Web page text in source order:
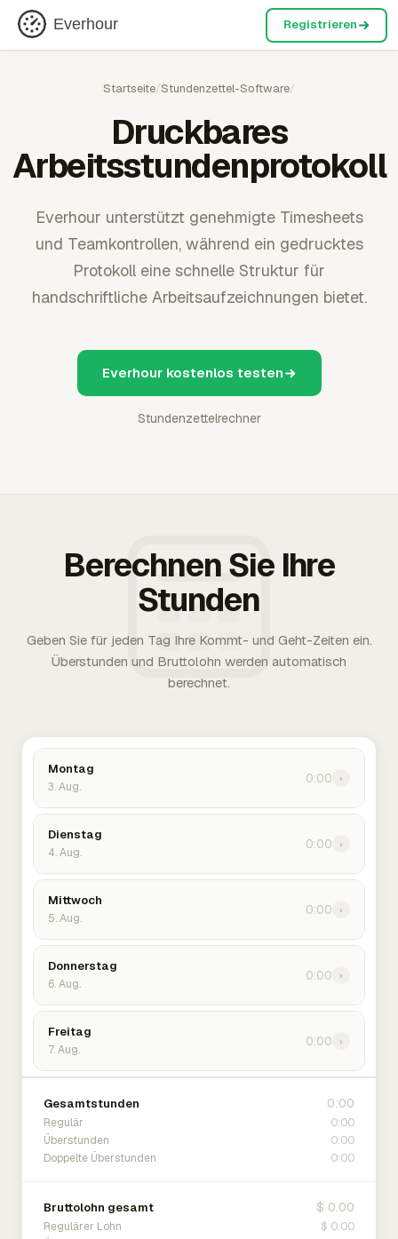
Everhour Registrieren
Startseite/Stundenzettel-Software/
Druckbares
Arbeitsstundenprotokoll
Everhour unterstützt genehmigte Timesheets
und Teamkontrollen, während ein gedrucktes
Protokoll eine schnelle Struktur für
handschriftliche Arbeitsaufzeichnungen bietet.
Everhour kostenlos testen
Stundenzettelrechner
Berechnen Sie Ihre
Stunden
Geben Sie für jeden Tag Ihre Kommt- und Geht-Zeiten ein.
Überstunden und Bruttolohn werden automatisch
berechnet.
Montag
3. Aug.
0:00 ›
Dienstag
4. Aug.
0:00 ›
Mittwoch
5. Aug.
0:00 ›
Donnerstag
6. Aug.
0:00 ›
Freitag
7. Aug.
0:00 ›
Gesamtstunden 0:00
Regulär 0:00
Überstunden 0:00
Doppelte Überstunden 0:00
Bruttolohn gesamt $ 0.00
Regulärer Lohn $ 0.00